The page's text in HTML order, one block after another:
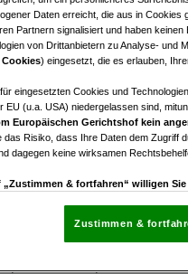
Wohnungen in
Verkauf ab Euro
€ 165.270,00
Kaufpreis
– eingebettet
Daten erreicht, die aus in
Partnern signalisiert und haben keinen
von Drittanbietern zu Analyse- und
) eingesetzt, die es erlauben,
eingesetzten Cookies und
EU (u.a. USA) niedergelassen sind,
Europäischen Gerichtshof kein
das Risiko, dass Ihre Daten dem Zugriff
dagegen keine wirksamen
„Zustimmen & fortfahren“ willigen
die sich auf jeder Seite unten im Footer
Zustimmen &